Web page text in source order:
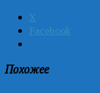
X
Facebook
Похожее